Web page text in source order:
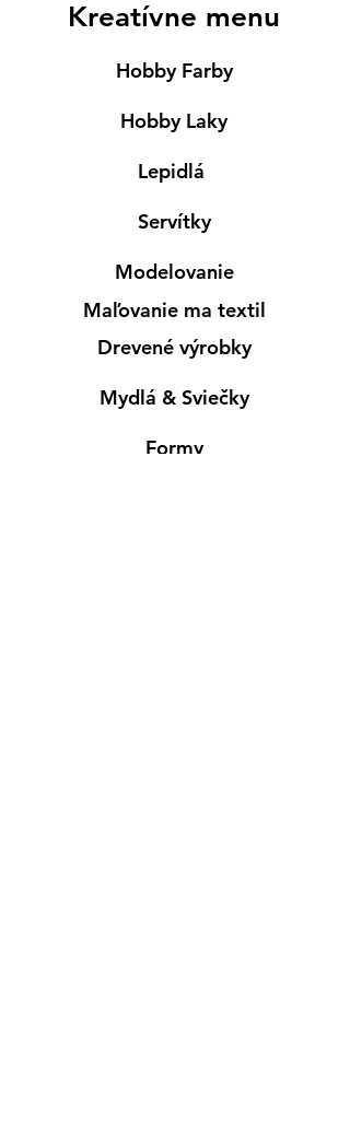
Kreatívne menu
Hobby Farby
Hobby Laky
Lepidlá
Servítky
Modelovanie
Maľovanie ma textil
Drevené výrobky
Mydlá & Sviečky
Formy